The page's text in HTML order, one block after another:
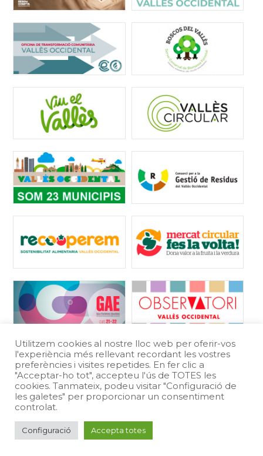
Protecció de dades
Avís legal
Política de Cookies
Consell Comarcal del Valles Occidental | Carretera N-150, km. 15 -
08227 - Terrassa. | Tel: 93 727 35 34 | NIF: P5800007F
Utilitzem cookies al nostre lloc web per oferir-vos
l'experiència més rellevant recordant les vostres
preferències i visites repetides. En fer clic a
"Acceptar-ho tot", accepteu l'ús de TOTES les
cookies. Tanmateix, podeu visitar "Configuració de
les galetes" per proporcionar un consentiment
controlat.
Configuració Accepta totes